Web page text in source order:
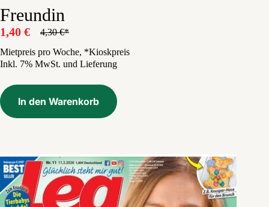
Freundin
4,30€
Ursprünglicher
Preis
war:
1,40 €
Aktueller
Preis
ist:
Mietpreis pro Woche, *Kioskpreis
Inkl. 7% MwSt. und Lieferung
In den Warenkorb